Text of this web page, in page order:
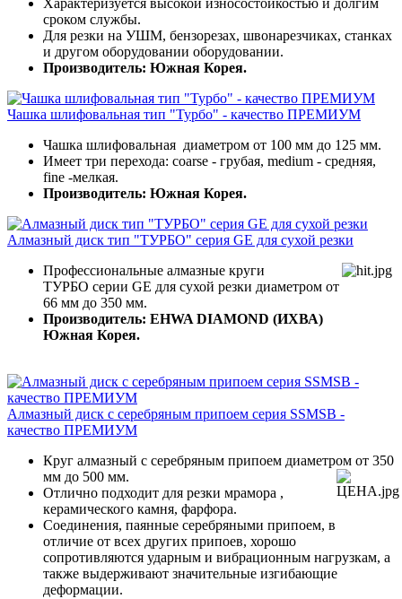
Характеризуется высокой износостойкостью и долгим
сроком службы.
Для резки на УШМ, бензорезах, швонарезчиках, станках
и другом оборудовании оборудовании.
Производитель: Южная Корея.
Чашка шлифовальная тип "Турбо" - качество ПРЕМИУМ
Чашка шлифовальная диаметром от 100 мм до 125 мм.
Имеет три перехода: coarse - грубая, medium - средняя,
fine -мелкая.
Производитель: Южная Корея.
Алмазный диск тип "ТУРБО" серия GE для сухой резки
Профессиональные алмазные круги
ТУРБО серии GE для сухой резки диаметром от
66 мм до 350 мм.
Производитель: EHWA DIAMOND (ИХВА)
Южная Корея.
Алмазный диск с серебряным припоем серия SSMSB -
качество ПРЕМИУМ
Круг алмазный с серебряным припоем диаметром от 350
мм до 500 мм.
Отлично подходит для резки мрамора ,
керамического камня, фарфора.
Соединения, паянные серебряными припоем, в
отличие от всех других припоев, хорошо
сопротивляются ударным и вибрационным нагрузкам, а
также выдерживают значительные изгибающие
деформации.